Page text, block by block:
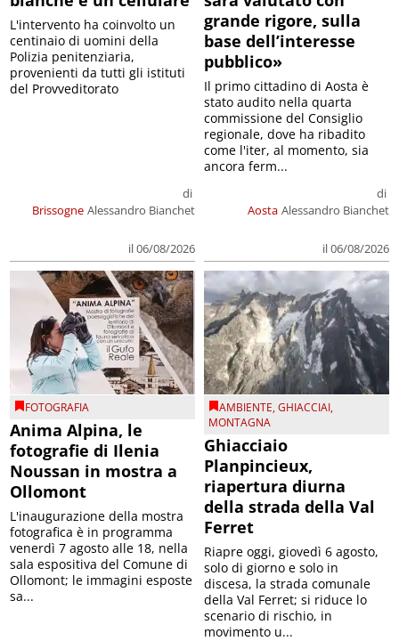
Brissogne
di
Alessandro Bianchet
il 06/08/2026
L'intervento ha coinvolto un
centinaio di uomini della
Polizia penitenziaria,
provenienti da tutti gli istituti
del Provveditorato
grande rigore, sulla
base dell’interesse
pubblico»
Aosta
di
Alessandro Bianchet
il 06/08/2026
Il primo cittadino di Aosta è
stato audito nella quarta
commissione del Consiglio
regionale, dove ha ribadito
come l'iter, al momento, sia
ancora ferm...
FOTOGRAFIA
Anima Alpina, le
fotografie di Ilenia
Noussan in mostra a
Ollomont
L'inaugurazione della mostra
fotografica è in programma
venerdì 7 agosto alle 18, nella
sala espositiva del Comune di
Ollomont; le immagini esposte
sa...
AMBIENTE,GHIACCIAI,
MONTAGNA
Ghiacciaio
Planpincieux,
riapertura diurna
della strada della Val
Ferret
Riapre oggi, giovedì 6 agosto,
solo di giorno e solo in
discesa, la strada comunale
della Val Ferret; si riduce lo
scenario di rischio, in
movimento u...